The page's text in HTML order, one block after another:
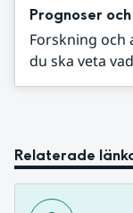
Prognoser
Forskning och
du ska veta
Relaterade